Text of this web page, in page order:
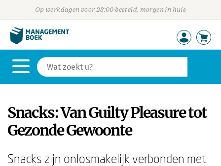
Op werkdagen voor 23:00 besteld, morgen in huis
Snacks: Van Guilty Pleasure tot
Gezonde Gewoonte
Snacks zijn onlosmakelijk verbonden met